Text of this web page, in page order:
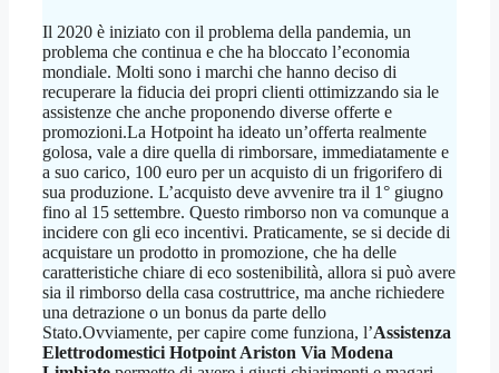
Il 2020 è iniziato con il problema della pandemia, un
problema che continua e che ha bloccato l’economia
mondiale. Molti sono i marchi che hanno deciso di
recuperare la fiducia dei propri clienti ottimizzando sia le
assistenze che anche proponendo diverse offerte e
promozioni.La Hotpoint ha ideato un’offerta realmente
golosa, vale a dire quella di rimborsare, immediatamente e
a suo carico, 100 euro per un acquisto di un frigorifero di
sua produzione. L’acquisto deve avvenire tra il 1° giugno
fino al 15 settembre. Questo rimborso non va comunque a
incidere con gli eco incentivi. Praticamente, se si decide di
acquistare un prodotto in promozione, che ha delle
caratteristiche chiare di eco sostenibilità, allora si può avere
sia il rimborso della casa costruttrice, ma anche richiedere
una detrazione o un bonus da parte dello
Stato.Ovviamente, per capire come funziona, l’Assistenza
Elettrodomestici Hotpoint Ariston Via Modena